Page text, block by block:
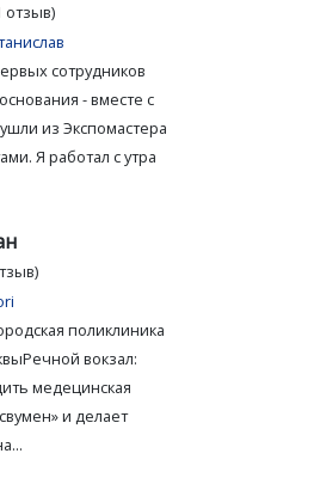
отзыв)
сотрудников
- вместе с
из Экспомастера
Я работал с утра
поликлиника
вокзал:
медецинская
и делает